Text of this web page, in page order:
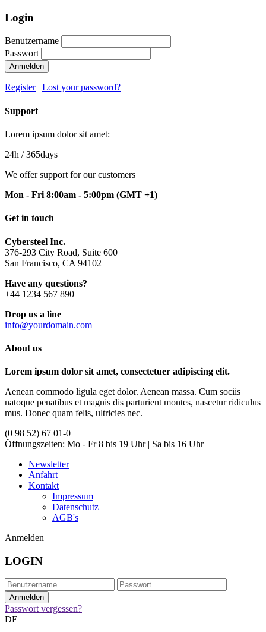
Login
Benutzername
Passwort
Anmelden
Register| Lost your password?
Support
Lorem ipsum dolor sit amet:
24h / 365days
We offer support for our customers
Mon - Fri 8:00am - 5:00pm (GMT +1)
Get in touch
Cybersteel Inc.
376-293 City Road, Suite 600
San Francisco, CA 94102
Have any questions?
+44 1234 567 890
Drop us a line
info@yourdomain.com
About us
Lorem ipsum dolor sit amet, consectetuer adipiscing elit.
Aenean commodo ligula eget dolor. Aenean massa. Cum sociis
natoque penatibus et magnis dis parturient montes, nascetur ridiculus
mus. Donec quam felis, ultricies nec.
(0 98 52) 67 01-0
Öffnungszeiten: Mo - Fr 8 bis 19 Uhr | Sa bis 16 Uhr
Newsletter
Anfahrt
Kontakt
Impressum
Datenschutz
AGB's
Anmelden
LOGIN
Passwort vergessen?
DE